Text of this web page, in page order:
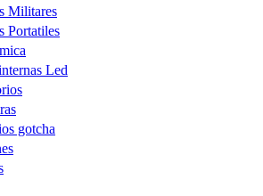
Militares
Portatiles
Led
gotcha